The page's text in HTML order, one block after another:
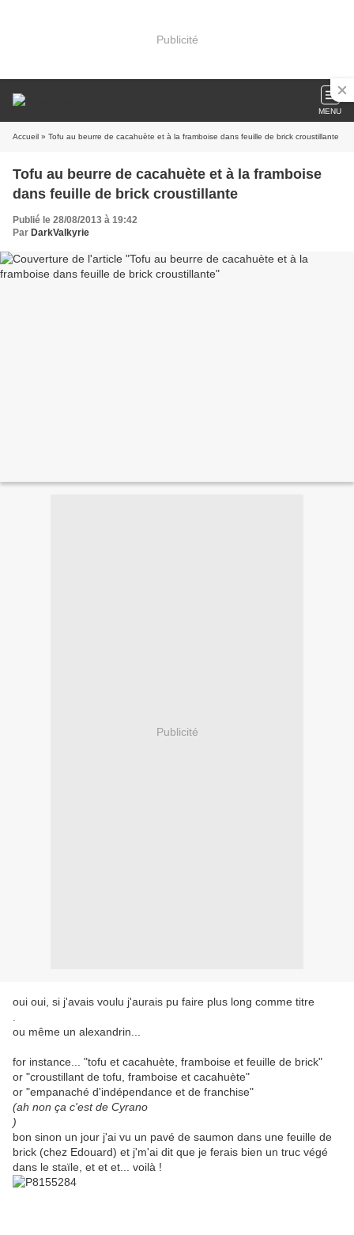
Publicité
MENU
Accueil » Tofu au beurre de cacahuète et à la framboise dans feuille de brick croustillante
Tofu au beurre de cacahuète et à la framboise
dans feuille de brick croustillante
Publié le 28/08/2013 à 19:42
Par DarkValkyrie
Publicité
oui oui, si j'avais voulu j'aurais pu faire plus long comme titre
ou même un alexandrin...
for instance... "tofu et cacahuète, framboise et feuille de brick"
or "croustillant de tofu, framboise et cacahuète"
or "empanaché d'indépendance et de franchise"
(ah non ça c'est de Cyrano
)
bon sinon un jour j'ai vu un pavé de saumon dans une feuille de
brick (chez Edouard) et j'm'ai dit que je ferais bien un truc végé
dans le staïle, et et et... voilà !